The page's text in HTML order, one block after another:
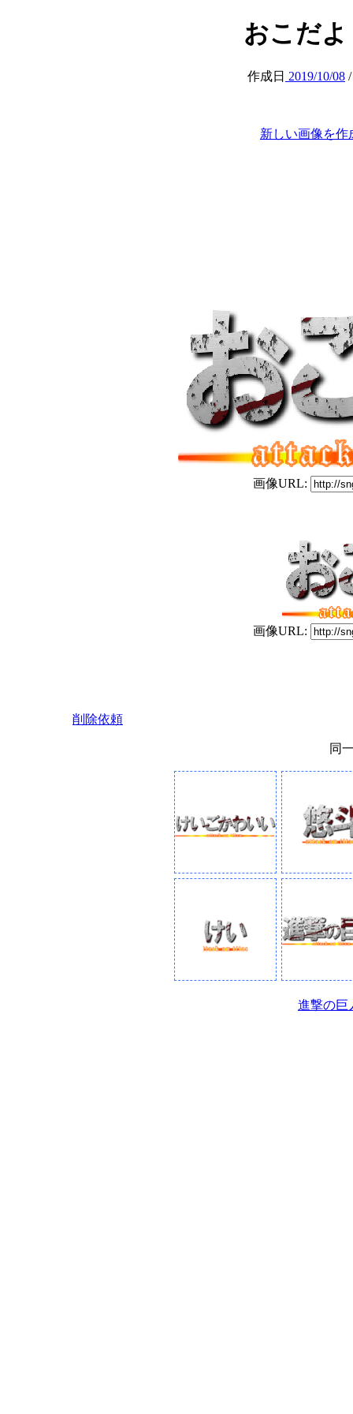
おこだ
作成日 2019/10/08
新しい画像を作
画像URL:
画像URL:
削除依頼
同
進撃の巨